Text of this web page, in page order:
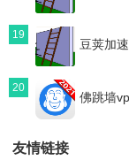
19
豆荚加
20
佛跳墙
友情链接